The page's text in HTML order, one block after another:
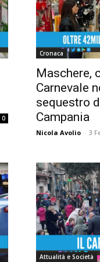
0
Cronaca
Maschere,
Carnevale
sequestro
Campania
Nicola Avolio - 3
Attualità e Società